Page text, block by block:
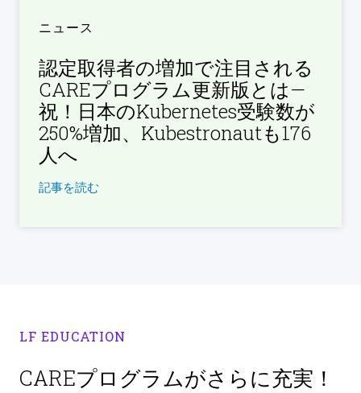
ニュース
認定取得者の増加で注目される
CAREプログラム更新版とは—
祝！日本のKubernetes受験数が
250%増加、Kubestronautも176
人へ
記事を読む
LF EDUCATION
CAREプログラムがさらに充実！